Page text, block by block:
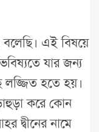
এই বিষয়ে
যার জন্য
লজ্জিত হতে হয়।
করে কোন
দ্বীনের নামে